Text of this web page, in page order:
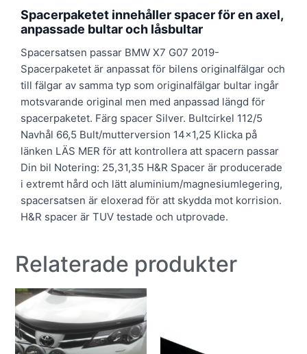
Spacerpaketet innehåller spacer för en axel,
anpassade bultar och låsbultar
Spacersatsen passar BMW X7 G07 2019-
Spacerpaketet är anpassat för bilens originalfälgar och
till fälgar av samma typ som originalfälgar bultar ingår
motsvarande original men med anpassad längd för
spacerpaketet. Färg spacer Silver. Bultcirkel 112/5
Navhål 66,5 Bult/mutterversion 14×1,25 Klicka på
länken LÄS MER för att kontrollera att spacern passar
Din bil Notering: 25,31,35 H&R Spacer är producerade
i extremt hård och lätt aluminium/magnesiumlegering,
spacersatsen är eloxerad för att skydda mot korrision.
H&R spacer är TUV testade och utprovade.
Relaterade produkter